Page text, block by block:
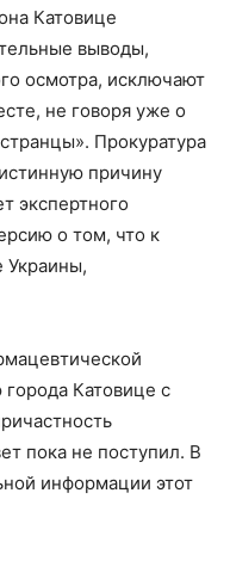
Катовице
выводы,
осмотра, исключают
не говоря уже о
Прокуратура
причину
экспертного
о том, что к
Украины,
Катовице с
пока не поступил. В
информации этот